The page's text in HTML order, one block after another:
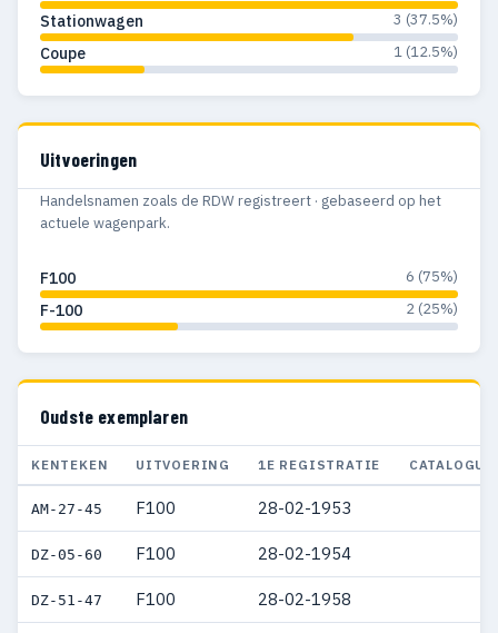
Stationwagen 3 (37.5%)
Coupe 1 (12.5%)
Uitvoeringen
Handelsnamen zoals de RDW registreert · gebaseerd op het
actuele wagenpark.
F100 6 (75%)
F-100 2 (25%)
Oudste exemplaren
KENTEKEN UITVOERING 1E REGISTRATIE
AM-27-45 F100 28-02-1953
DZ-05-60 F100 28-02-1954
DZ-51-47 F100 28-02-1958